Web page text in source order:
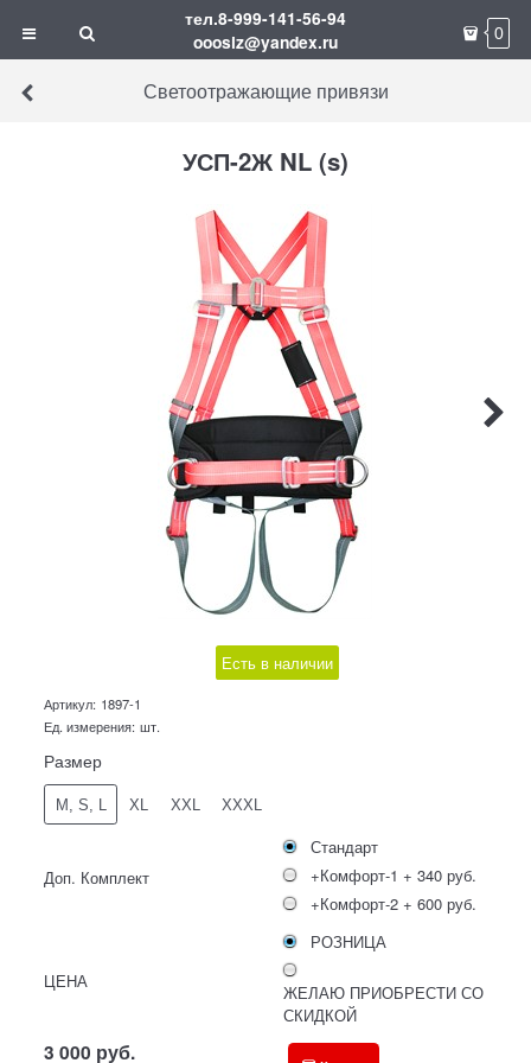
тел.8-999-141-56-94
ooosiz@yandex.ru
0
Светоотражающие привязи
УСП-2Ж NL (s)
Есть в наличии
Артикул: 1897-1
Ед. измерения: шт.
Размер
M, S, L XL XXL XXXL
Доп. Комплект
Стандарт
+Комфорт-1 + 340 руб.
+Комфорт-2 + 600 руб.
ЦЕНА
РОЗНИЦА
ЖЕЛАЮ ПРИОБРЕСТИ СО
СКИДКОЙ
3 000 руб.